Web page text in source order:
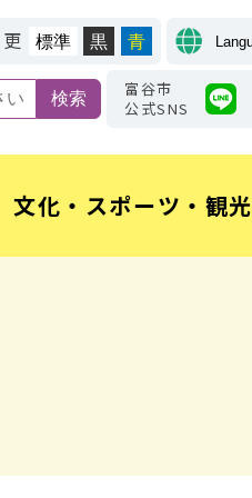
標準 黒 青
富谷市
公式SNS
文化・スポーツ・観光